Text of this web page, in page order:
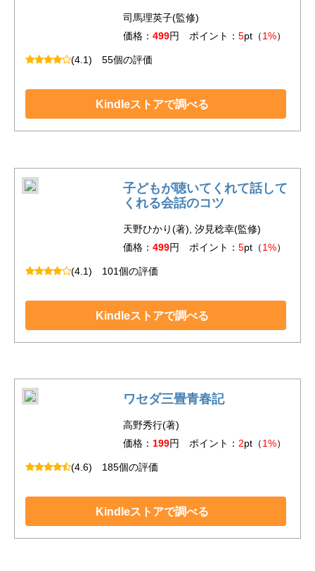
司馬理英子(監修)
価格： 499円 ポイント： 5pt（1%）
(4.1) 55個の評価
Kindleストアで調べる
子どもが聴いてくれて話して
くれる会話のコツ
天野ひかり(著), 汐見稔幸(監修)
価格： 499円 ポイント： 5pt（1%）
(4.1) 101個の評価
Kindleストアで調べる
ワセダ三畳青春記
高野秀行(著)
価格： 199円 ポイント： 2pt（1%）
(4.6) 185個の評価
Kindleストアで調べる